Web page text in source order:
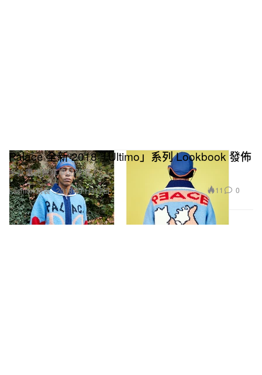
Fashion 時裝
Palace 全新 2018「Ultimo」系列 Lookbook 發佈
多款重磅禦寒單品登場！
2018年11月17日 11 0